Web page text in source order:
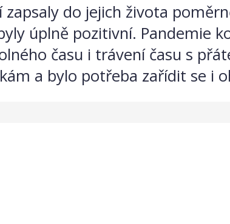
do jejich života
úplně pozitivní. Pandemie
času i trávení času s
a bylo potřeba zařídit se i